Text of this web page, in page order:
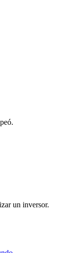
un inversor.